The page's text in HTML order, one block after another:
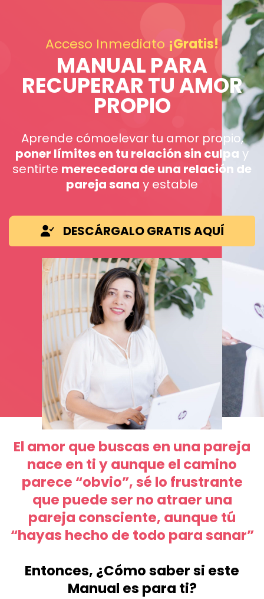
Acceso Inmediato ¡Gratis!
MANUAL PARA
RECUPERAR TU AMOR
PROPIO
Aprende cómoelevar tu amor propio,
poner límites en tu relación sin culpa y
sentirte merecedora de una relación de
pareja sana y estable
DESCÁRGALO GRATIS AQUÍ
El amor que buscas en una pareja
nace en ti y aunque el camino
parece “obvio”, sé lo frustrante
que puede ser no atraer una
pareja consciente, aunque tú
“hayas hecho de todo para sanar”
Entonces, ¿Cómo saber si este
Manual es para ti?